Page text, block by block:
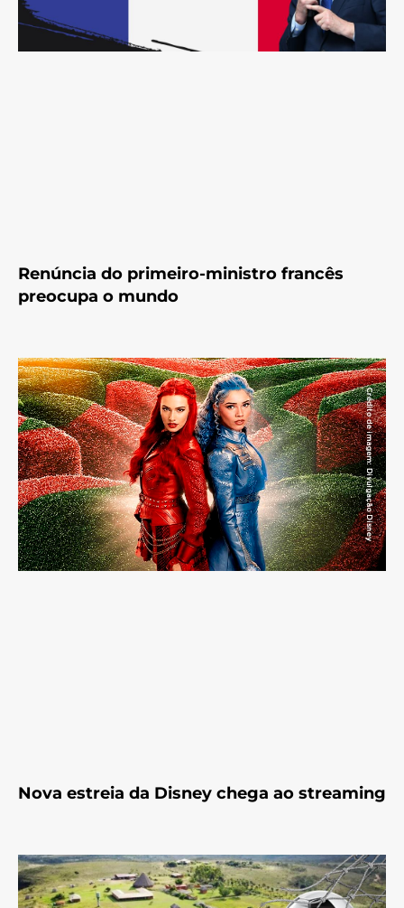
Renúncia do primeiro-ministro francês
preocupa o mundo
Nova estreia da Disney chega ao streaming